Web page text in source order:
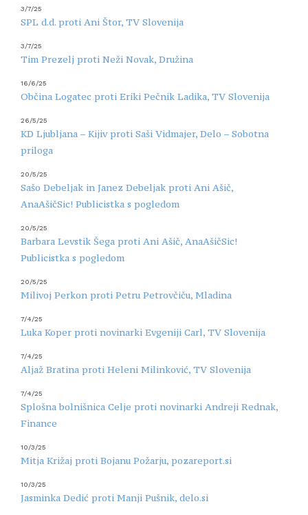
3/7/25
SPL d.d. proti Ani Štor, TV Slovenija
3/7/25
Tim Prezelj proti Neži Novak, Družina
16/6/25
Občina Logatec proti Eriki Pečnik Ladika, TV Slovenija
26/5/25
KD Ljubljana – Kijiv proti Saši Vidmajer, Delo – Sobotna
priloga
20/5/25
Sašo Debeljak in Janez Debeljak proti Ani Ašič,
AnaAšičSic! Publicistka s pogledom
20/5/25
Barbara Levstik Šega proti Ani Ašič, AnaAšičSic!
Publicistka s pogledom
20/5/25
Milivoj Perkon proti Petru Petrovčiču, Mladina
7/4/25
Luka Koper proti novinarki Evgeniji Carl, TV Slovenija
7/4/25
Aljaž Bratina proti Heleni Milinković, TV Slovenija
7/4/25
Splošna bolnišnica Celje proti novinarki Andreji Rednak,
Finance
10/3/25
Mitja Križaj proti Bojanu Požarju, pozareport.si
10/3/25
Jasminka Dedić proti Manji Pušnik, delo.si